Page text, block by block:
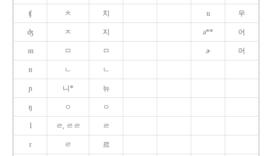
ʧ ㅊ 치 u 우
ʤ ㅈ 지 ə** 어
m ㅁ ㅁ ɚ 어
n ㄴ ㄴ
ɲ 니* 뉴
ŋ ㅇ ㅇ
l ㄹ, ㄹㄹ ㄹ
r ㄹ 르